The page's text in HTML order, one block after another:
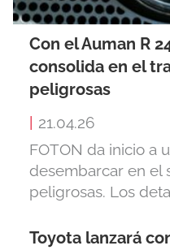
Con el Auman R
consolida en el
peligrosas
21.04.26
FOTON da inicio a
desembarcar en el
peligrosas. Los
Toyota lanzará